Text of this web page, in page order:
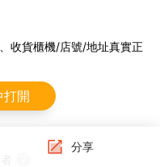
收貨櫃機/店號/地址真實正
分享
打開